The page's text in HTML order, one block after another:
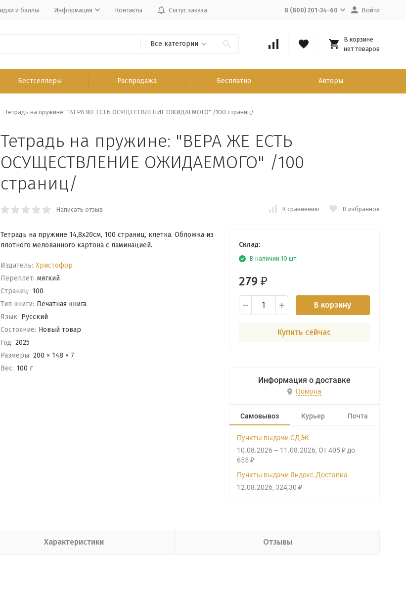
и баллы Информация Контакты Статус заказа 8 (800) 201-34-60 Войти
Все категории
В корзине
нет товаров
Бестселлеры Распродажа Бесплатно Авторы
Тетрадь на пружине: "ВЕРА ЖЕ ЕСТЬ ОСУЩЕСТВЛЕНИЕ ОЖИДАЕМОГО" /100 страниц/
Тетрадь на пружине: "ВЕРА ЖЕ ЕСТЬ
ОСУЩЕСТВЛЕНИЕ ОЖИДАЕМОГО" /100
страниц/
Написать отзыв К сравнению В избранное
Тетрадь на пружине 14,8х20см, 100 страниц, клетка. Обложка из
плотного мелованного картона с ламинацией.
Издатель: Христофор
Переплет: мягкий
Cтраниц: 100
Тип книги: Печатная книга
Язык: Русский
Состояние: Новый товар
Год: 2025
Размеры: 200 × 148 × 7
Вес: 100 г
Склад:
В наличии 10 шт.
279 ₽
В корзину
Купить сейчас
Информация о доставке
Помона
Самовывоз Курьер Почта
Пункты выдачи СДЭК
10.08.2026 – 11.08.2026 От 405 ₽ до
655 ₽
Пункты выдачи Яндекс.Доставка
12.08.2026 324,30 ₽
Характеристики Отзывы